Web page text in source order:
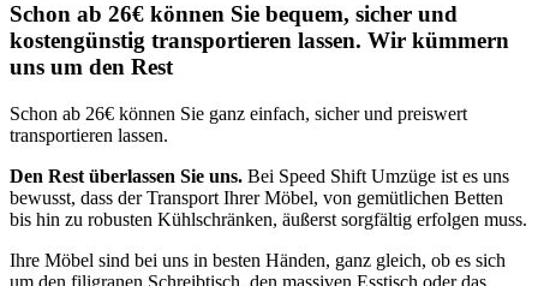
Schon ab 26€ können Sie bequem, sicher und
kostengünstig transportieren lassen. Wir kümmern
uns um den Rest
Schon ab 26€ können Sie ganz einfach, sicher und preiswert
transportieren lassen.
Den Rest überlassen Sie uns. Bei Speed Shift Umzüge ist es uns
bewusst, dass der Transport Ihrer Möbel, von gemütlichen Betten
bis hin zu robusten Kühlschränken, äußerst sorgfältig erfolgen muss.
Ihre Möbel sind bei uns in besten Händen, ganz gleich, ob es sich
um den filigranen Schreibtisch, den massiven Esstisch oder das